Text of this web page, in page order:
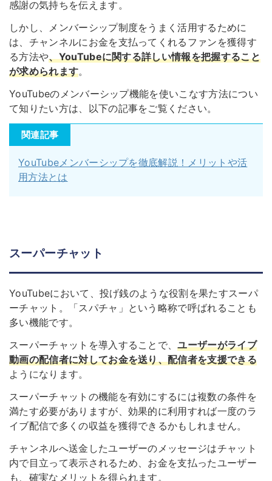
感謝の気持ちを伝えます。
しかし、メンバーシップ制度をうまく活用するために
は、チャンネルにお金を支払ってくれるファンを獲得す
る方法や、YouTubeに関する詳しい情報を把握すること
が求められます。
YouTubeのメンバーシップ機能を使いこなす方法につい
て知りたい方は、以下の記事をご覧ください。
関連記事
YouTubeメンバーシップを徹底解説！メリットや活
用方法とは
スーパーチャット
YouTubeにおいて、投げ銭のような役割を果たすスーパ
ーチャット。「スパチャ」という略称で呼ばれることも
多い機能です。
スーパーチャットを導入することで、ユーザーがライブ
動画の配信者に対してお金を送り、配信者を支援できる
ようになります。
スーパーチャットの機能を有効にするには複数の条件を
満たす必要がありますが、効果的に利用すれば一度のラ
イブ配信で多くの収益を獲得できるかもしれません。
チャンネルへ送金したユーザーのメッセージはチャット
内で目立って表示されるため、お金を支払ったユーザー
も、確実なメリットを得られます。